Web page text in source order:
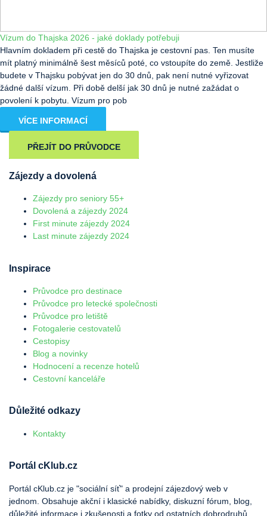
Vízum do Thajska 2026 - jaké doklady potřebuji
Hlavním dokladem při cestě do Thajska je cestovní pas. Ten musíte
mít platný minimálně šest měsíců poté, co vstoupíte do země. Jestliže
budete v Thajsku pobývat jen do 30 dnů, pak není nutné vyřizovat
žádné další vízum. Při době delší jak 30 dnů je nutné zažádat o
povolení k pobytu. Vízum pro pob
VÍCE INFORMACÍ
PŘEJÍT DO PRŮVODCE
Zájezdy a dovolená
Zájezdy pro seniory 55+
Dovolená a zájezdy 2024
First minute zájezdy 2024
Last minute zájezdy 2024
Inspirace
Průvodce pro destinace
Průvodce pro letecké společnosti
Průvodce pro letiště
Fotogalerie cestovatelů
Cestopisy
Blog a novinky
Hodnocení a recenze hotelů
Cestovní kanceláře
Důležité odkazy
Kontakty
Portál cKlub.cz
Portál cKlub.cz je "sociální síť" a prodejní zájezdový web v
jednom. Obsahuje akční i klasické nabídky, diskuzní fórum, blog,
důležité informace i zkušenosti a fotky od ostatních dobrodruhů.